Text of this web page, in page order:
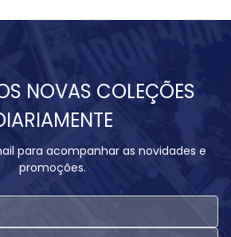
NOVAS COLEÇÕES
para acompanhar as novidades e
promoções.